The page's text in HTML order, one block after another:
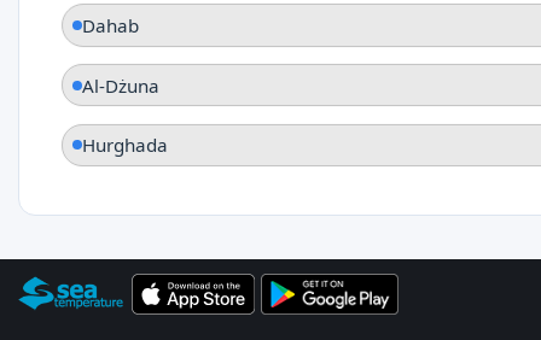
Dahab
Al-Dżuna
Hurghada